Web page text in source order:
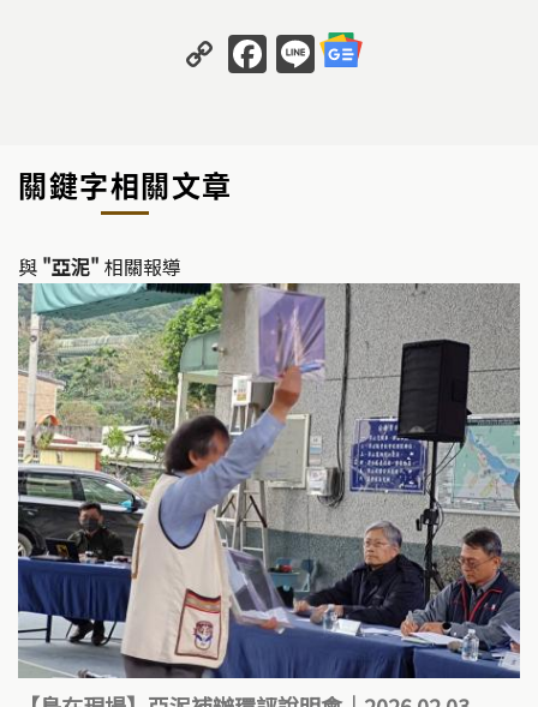
C
o
y
Li
k
F
a
o
k
Li
n
關鍵字相關文章
與 "亞泥" 相關報導